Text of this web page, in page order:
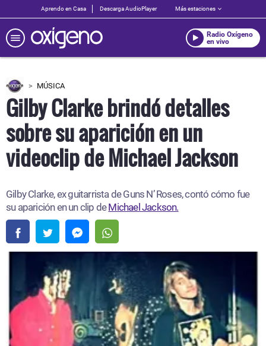
Aprendo en Casa Descarga AudioPlayer Más estaciones
Radio Oxígeno
en vivo
MÚSICA
Gilby Clarke brindó detalles
sobre su aparición en un
videoclip de Michael Jackson
Gilby Clarke, ex guitarrista de Guns N’ Roses, contó cómo fue
su aparición en un clip deMichael Jackson.